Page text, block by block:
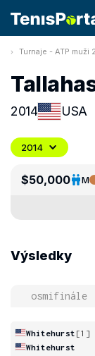
Turnaje - ATP muži
2014 USA
2014
$50,000 M
Výsledky
osmifinále
Whitehurst [1]
Whitehurst